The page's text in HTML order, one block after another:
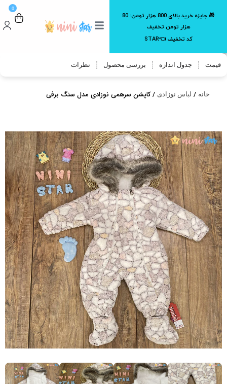
🎁 جایزه خرید بالای 800 هزار تومن:
80
هزار تومن تخفیف
کد تخفیف 👈STAR
0
قیمت جدول اندازه بررسی محصول نظرات
خانه / لباس نوزادی / کاپشن سرهمی نوزادی مدل سنگ برفی